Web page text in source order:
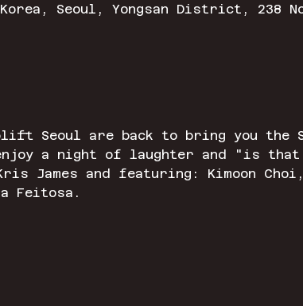
Seoul, Yongsan District, 238
Seoul are back to bring you the
enjoy a night of laughter and "is
James and featuring: Kimoon
Feitosa.